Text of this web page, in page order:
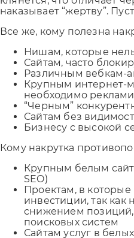
наказывает “жертву”.
Все же, кому полезна
Нишам, которые
Сайтам, часто
Различным вебкам-
Крупным интернет-
необходимо
“Черным”
Сайтам без
Бизнесу с высокой
Кому накрутка
Крупным белым
SEO)
Проектам, в
инвестиции, так как
снижением
поисковых систем
Сайтам услуг в